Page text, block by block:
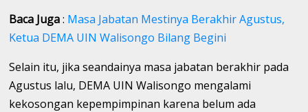
Baca Juga: Masa Jabatan Mestinya Berakhir Agustus,
Ketua DEMA UIN Walisongo Bilang Begini
Selain itu, jika seandainya masa jabatan berakhir pada
Agustus lalu, DEMA UIN Walisongo mengalami
kekosongan kepempimpinan karena belum ada